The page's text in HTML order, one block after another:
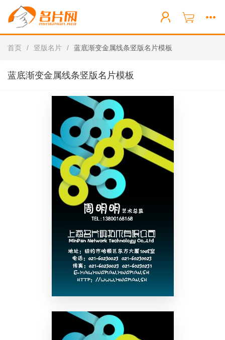
首页 / 竖版名片 / 蓝底渐变金属线条竖版名片模板
蓝底渐变金属线条竖版名片模板